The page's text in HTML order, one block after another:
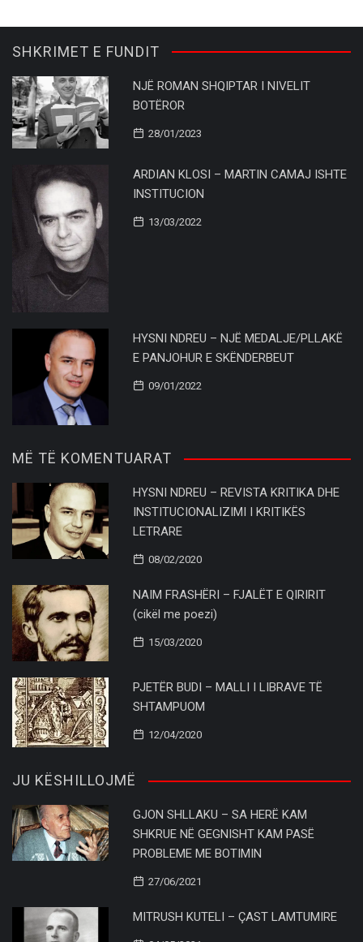
SHKRIMET E FUNDIT
NJË ROMAN SHQIPTAR I NIVELIT
BOTËROR
28/01/2023
ARDIAN KLOSI – MARTIN CAMAJ ISHTE
INSTITUCION
13/03/2022
HYSNI NDREU – NJË MEDALJE/PLLAKË
E PANJOHUR E SKËNDERBEUT
09/01/2022
MË TË KOMENTUARAT
HYSNI NDREU – REVISTA KRITIKA DHE
INSTITUCIONALIZIMI I KRITIKËS
LETRARE
08/02/2020
NAIM FRASHËRI – FJALËT E QIRIRIT
(cikël me poezi)
15/03/2020
PJETËR BUDI – MALLI I LIBRAVE TË
SHTAMPUOM
12/04/2020
JU KËSHILLOJMË
GJON SHLLAKU – SA HERË KAM
SHKRUE NË GEGNISHT KAM PASË
PROBLEME ME BOTIMIN
27/06/2021
MITRUSH KUTELI – ÇAST LAMTUMIRE